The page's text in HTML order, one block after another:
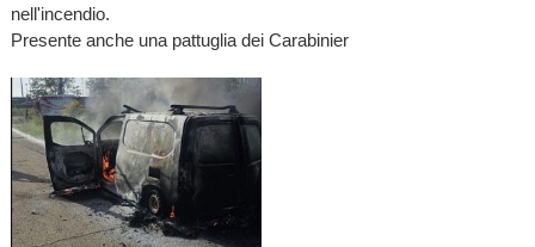
nell'incendio.
Presente anche una pattuglia dei Carabinier